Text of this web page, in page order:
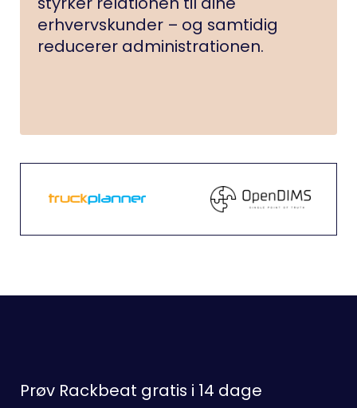
erhvervskunder – og samtidig
reducerer administrationen.
Prøv Rackbeat gratis i 14 dage